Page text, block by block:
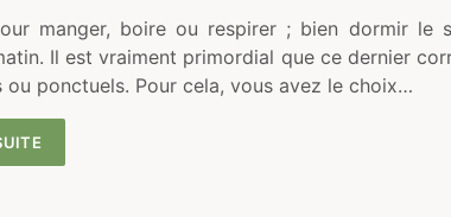
manger, boire ou respirer ; bien dormir
Il est vraiment primordial que ce dernier
ou ponctuels. Pour cela, vous avez le choix…